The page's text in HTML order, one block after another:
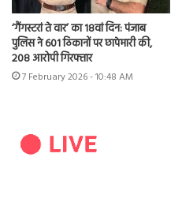
‘गैंगस्टरां ते वार’ का 18वां दिन: पंजाब
पुलिस ने 601 ठिकानों पर छापेमारी की,
208 आरोपी गिरफ्तार
7 February 2026 - 10:48 AM